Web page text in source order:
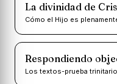
La divinidad de
Cómo el Hijo es
Respondiendo
Los textos-prueba